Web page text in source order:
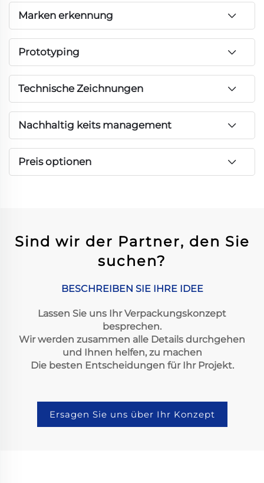
Marken erkennung
Prototyping
Technische Zeichnungen
Nachhaltig keits management
Preis optionen
Sind wir der Partner, den Sie
suchen?
BESCHREIBEN SIE IHRE IDEE
Lassen Sie uns Ihr Verpackungskonzept
besprechen.
Wir werden zusammen alle Details durchgehen
und Ihnen helfen, zu machen
Die besten Entscheidungen für Ihr Projekt.
Ersagen Sie uns über Ihr Konzept